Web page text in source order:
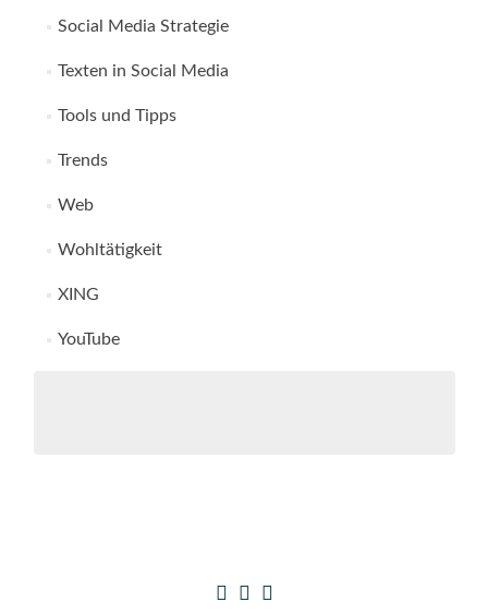
Social Media Strategie
Texten in Social Media
Tools und Tipps
Trends
Web
Wohltätigkeit
XING
YouTube